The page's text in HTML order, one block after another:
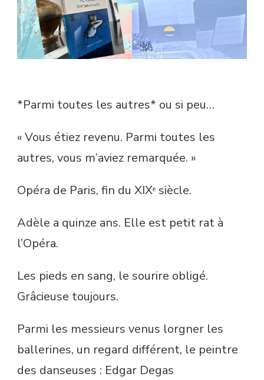
*Parmi toutes les autres* ou si peu…
« Vous étiez revenu. Parmi toutes les
autres, vous m’aviez remarquée. »
Opéra de Paris, fin du XIXᵉ siècle.
Adèle a quinze ans. Elle est petit rat à
l’Opéra.
Les pieds en sang, le sourire obligé.
Grâcieuse toujours.
Parmi les messieurs venus lorgner les
ballerines, un regard différent, le peintre
des danseuses : Edgar Degas